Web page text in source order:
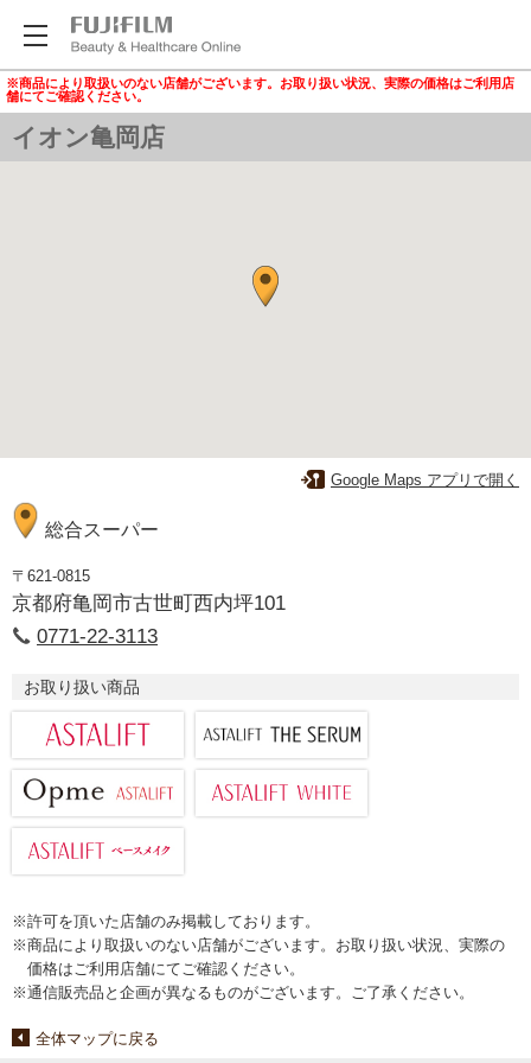
※商品により取扱いのない店舗がございます。お取り扱い状況、実際の価格はご利用店
舗にてご確認ください。
イオン亀岡店
Google Maps アプリで開く
総合スーパー
〒621-0815
京都府亀岡市古世町西内坪101
0771-22-3113
お取り扱い商品
※許可を頂いた店舗のみ掲載しております。
※商品により取扱いのない店舗がございます。お取り扱い状況、実際の
価格はご利用店舗にてご確認ください。
※通信販売品と企画が異なるものがございます。ご了承ください。
全体マップに戻る